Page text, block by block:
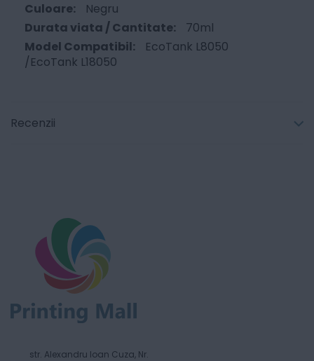
Negru
70ml
EcoTank L8050
/EcoTank L18050
Recenzii
str. Alexandru Ioan Cuza, Nr.